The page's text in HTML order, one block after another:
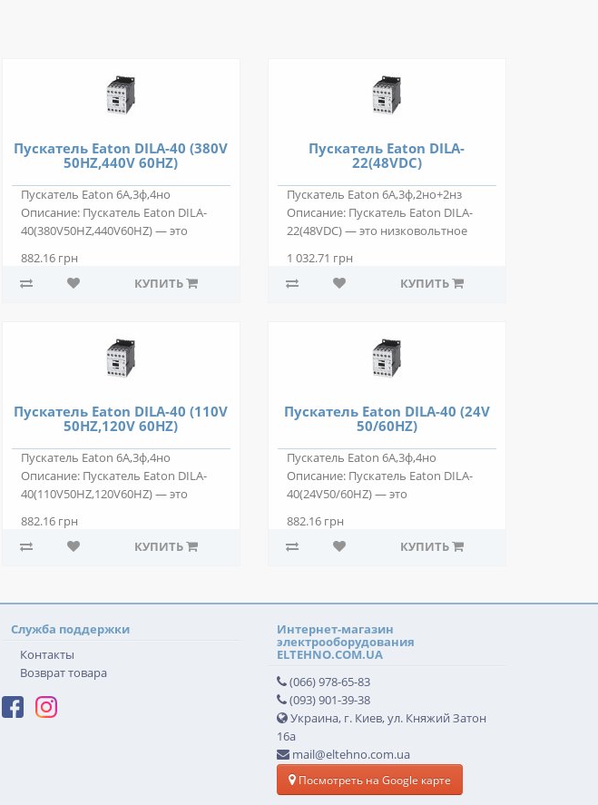
Пускатель Eaton DILA-40 (380V
50HZ,440V 60HZ)
Пускатель Eaton 6А,3ф,4но
Описание: Пускатель Eaton DILA-
40(380V50HZ,440V60HZ) — это
882.16 грн
КУПИТЬ
Пускатель Eaton DILA-
22(48VDC)
Пускатель Eaton 6А,3ф,2но+2нз
Описание: Пускатель Eaton DILA-
22(48VDC) — это низковольтное
1 032.71 грн
КУПИТЬ
Пускатель Eaton DILA-40 (110V
50HZ,120V 60HZ)
Пускатель Eaton 6А,3ф,4но
Описание: Пускатель Eaton DILA-
40(110V50HZ,120V60HZ) — это
882.16 грн
КУПИТЬ
Пускатель Eaton DILA-40 (24V
50/60HZ)
Пускатель Eaton 6А,3ф,4но
Описание: Пускатель Eaton DILA-
40(24V50/60HZ) — это
882.16 грн
КУПИТЬ
Служба поддержки
Контакты
Возврат товара
Интернет-магазин
электрооборудования
ELTEHNO.COM.UA
(066) 978-65-83
(093) 901-39-38
Украина, г. Киев, ул. Княжий Затон
16а
mail@eltehno.com.ua
Посмотреть на Google карте